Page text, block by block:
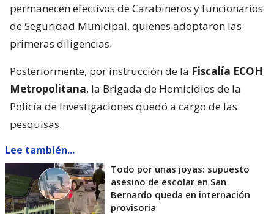
permanecen efectivos de Carabineros y funcionarios
de Seguridad Municipal, quienes adoptaron las
primeras diligencias.
Posteriormente, por instrucción de la Fiscalía ECOH
Metropolitana, la Brigada de Homicidios de la
Policía de Investigaciones quedó a cargo de las
pesquisas.
Lee también...
Todo por unas joyas: supuesto
asesino de escolar en San
Bernardo queda en internación
provisoria